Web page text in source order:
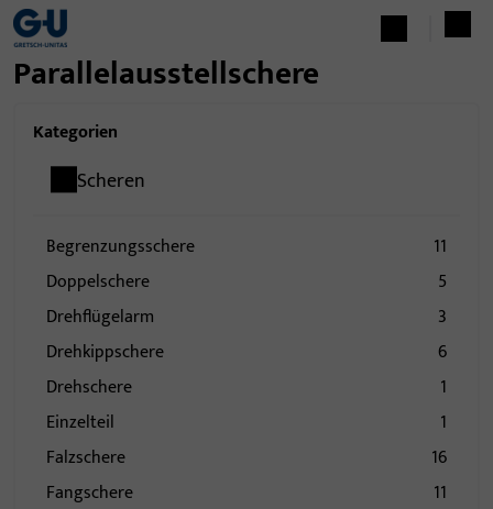
Parallelausstellschere
Kategorien
Scheren
Begrenzungsschere
11
Doppelschere
5
Drehflügelarm
3
Drehkippschere
6
Drehschere
1
Einzelteil
1
Falzschere
16
Fangschere
11